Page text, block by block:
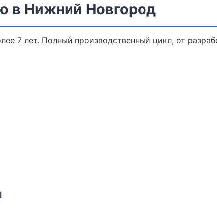
в Нижний Новгород
7 лет. Полный производственный цикл, от